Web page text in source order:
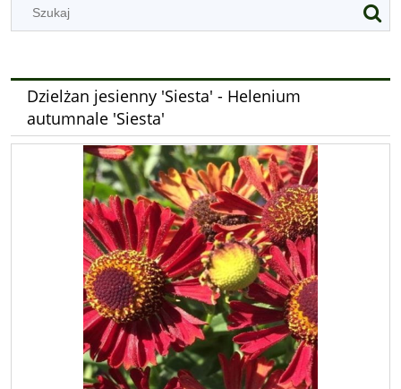
Dzielżan jesienny 'Siesta' - Helenium
autumnale 'Siesta'